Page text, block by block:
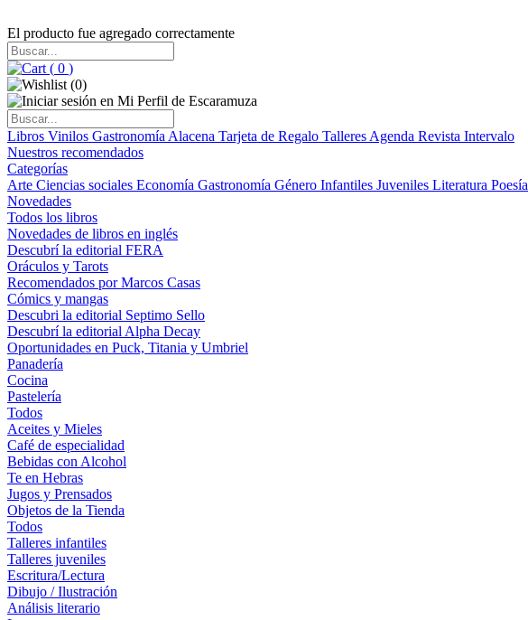
El producto fue agregado correctamente
( 0 )
(0)
Libros Vinilos Gastronomía Alacena Tarjeta de Regalo Talleres Agenda Revista Intervalo
Nuestros recomendados
Categorías
Arte Ciencias sociales Economía Gastronomía Género Infantiles Juveniles Literatura Poesía
Novedades
Todos los libros
Novedades de libros en inglés
Descubrí la editorial FERA
Oráculos y Tarots
Recomendados por Marcos Casas
Cómics y mangas
Descubri la editorial Septimo Sello
Descubrí la editorial Alpha Decay
Oportunidades en Puck, Titania y Umbriel
Panadería
Cocina
Pastelería
Todos
Aceites y Mieles
Café de especialidad
Bebidas con Alcohol
Te en Hebras
Jugos y Prensados
Objetos de la Tienda
Todos
Talleres infantiles
Talleres juveniles
Escritura/Lectura
Dibujo / Ilustración
Análisis literario